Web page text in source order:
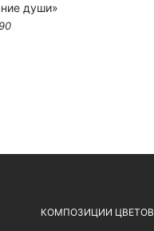
души»
КОМПОЗИЦИИ ЦВЕТОВ